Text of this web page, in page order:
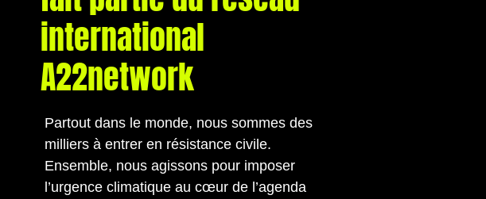
international
A22network
Partout dans le monde, nous sommes des
milliers à entrer en résistance civile.
Ensemble, nous agissons pour imposer
l’urgence climatique au cœur de l’agenda